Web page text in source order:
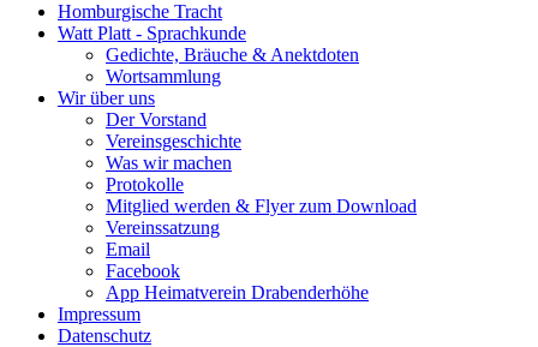
Homburgische Tracht
Watt Platt - Sprachkunde
Gedichte, Bräuche & Anektdoten
Wortsammlung
Wir über uns
Der Vorstand
Vereinsgeschichte
Was wir machen
Protokolle
Mitglied werden & Flyer zum Download
Vereinssatzung
Email
Facebook
App Heimatverein Drabenderhöhe
Impressum
Datenschutz